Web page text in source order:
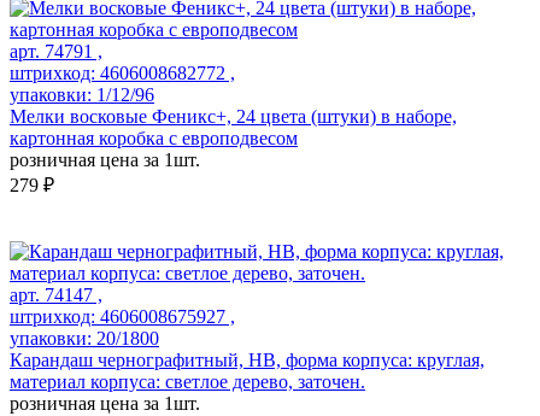
арт. 74791 ,
штрихкод: 4606008682772 ,
упаковки: 1/12/96
Мелки восковые Феникс+, 24 цвета (штуки) в наборе,
картонная коробка с европодвесом
розничная цена за 1шт.
279 ₽
арт. 74147 ,
штрихкод: 4606008675927 ,
упаковки: 20/1800
Карандаш чернографитный, HB, форма корпуса: круглая,
материал корпуса: светлое дерево, заточен.
розничная цена за 1шт.